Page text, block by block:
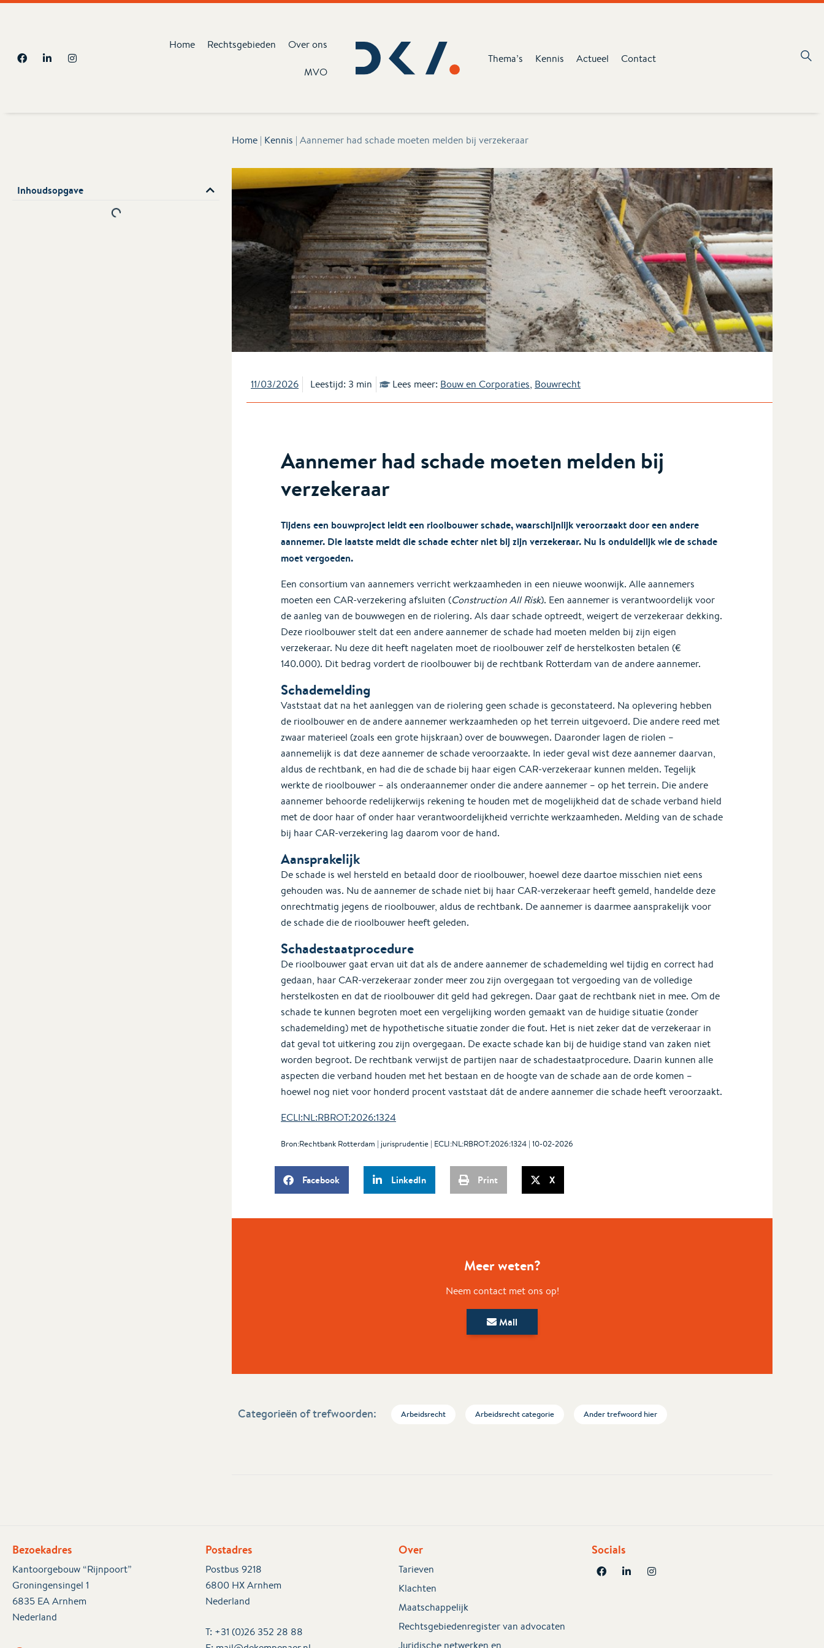
Home Rechtsgebieden Over ons
MVO
Thema’s Kennis Actueel Contact
Home | Kennis | Aannemer had schade moeten melden bij verzekeraar
Inhoudsopgave
11/03/2026 Leestijd: 3 min Lees meer: Bouw en Corporaties, Bouwrecht
Aannemer had schade moeten melden bij
verzekeraar
Tijdens een bouwproject leidt een rioolbouwer schade, waarschijnlijk veroorzaakt door een andere
aannemer. Die laatste meldt die schade echter niet bij zijn verzekeraar. Nu is onduidelijk wie de schade
moet vergoeden.
Een consortium van aannemers verricht werkzaamheden in een nieuwe woonwijk. Alle aannemers
moeten een CAR-verzekering afsluiten (Construction All Risk). Een aannemer is verantwoordelijk voor
de aanleg van de bouwwegen en de riolering. Als daar schade optreedt, weigert de verzekeraar dekking.
Deze rioolbouwer stelt dat een andere aannemer de schade had moeten melden bij zijn eigen
verzekeraar. Nu deze dit heeft nagelaten moet de rioolbouwer zelf de herstelkosten betalen (€
140.000). Dit bedrag vordert de rioolbouwer bij de rechtbank Rotterdam van de andere aannemer.
Schademelding
Vaststaat dat na het aanleggen van de riolering geen schade is geconstateerd. Na oplevering hebben
de rioolbouwer en de andere aannemer werkzaamheden op het terrein uitgevoerd. Die andere reed met
zwaar materieel (zoals een grote hijskraan) over de bouwwegen. Daaronder lagen de riolen –
aannemelijk is dat deze aannemer de schade veroorzaakte. In ieder geval wist deze aannemer daarvan,
aldus de rechtbank, en had die de schade bij haar eigen CAR-verzekeraar kunnen melden. Tegelijk
werkte de rioolbouwer – als onderaannemer onder die andere aannemer – op het terrein. Die andere
aannemer behoorde redelijkerwijs rekening te houden met de mogelijkheid dat de schade verband hield
met de door haar of onder haar verantwoordelijkheid verrichte werkzaamheden. Melding van de schade
bij haar CAR-verzekering lag daarom voor de hand.
Aansprakelijk
De schade is wel hersteld en betaald door de rioolbouwer, hoewel deze daartoe misschien niet eens
gehouden was. Nu de aannemer de schade niet bij haar CAR-verzekeraar heeft gemeld, handelde deze
onrechtmatig jegens de rioolbouwer, aldus de rechtbank. De aannemer is daarmee aansprakelijk voor
de schade die de rioolbouwer heeft geleden.
Schadestaatprocedure
De rioolbouwer gaat ervan uit dat als de andere aannemer de schademelding wel tijdig en correct had
gedaan, haar CAR-verzekeraar zonder meer zou zijn overgegaan tot vergoeding van de volledige
herstelkosten en dat de rioolbouwer dit geld had gekregen. Daar gaat de rechtbank niet in mee. Om de
schade te kunnen begroten moet een vergelijking worden gemaakt van de huidige situatie (zonder
schademelding) met de hypothetische situatie zonder die fout. Het is niet zeker dat de verzekeraar in
dat geval tot uitkering zou zijn overgegaan. De exacte schade kan bij de huidige stand van zaken niet
worden begroot. De rechtbank verwijst de partijen naar de schadestaatprocedure. Daarin kunnen alle
aspecten die verband houden met het bestaan en de hoogte van de schade aan de orde komen –
hoewel nog niet voor honderd procent vaststaat dát de andere aannemer die schade heeft veroorzaakt.
ECLI:NL:RBROT:2026:1324
Bron:Rechtbank Rotterdam | jurisprudentie | ECLI:NL:RBROT:2026:1324 | 10-02-2026
Facebook LinkedIn Print X
Meer weten?
Neem contact met ons op!
Mail
Categorieën of trefwoorden: Arbeidsrecht Arbeidsrecht categorie Ander trefwoord hier
Bezoekadres
Kantoorgebouw “Rijnpoort”
Groningensingel 1
6835 EA Arnhem
Nederland
Postadres
Postbus 9218
6800 HX Arnhem
Nederland
T: +31 (0)26 352 28 88
Over
Tarieven
Klachten
Maatschappelijk
Rechtsgebiedenregister van advocaten
Juridische netwerken en
Socials